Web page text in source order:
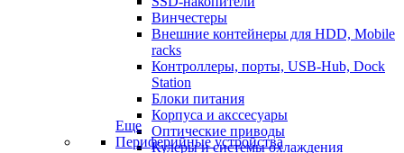
Винчестеры
Внешние контейнеры для HDD, Mobile
racks
Контроллеры, порты, USB-Hub, Dock
Station
Блоки питания
Корпуса и акссесуары
Оптические приводы
Кулеры и системы охлаждения
Еще
Периферийные устройства